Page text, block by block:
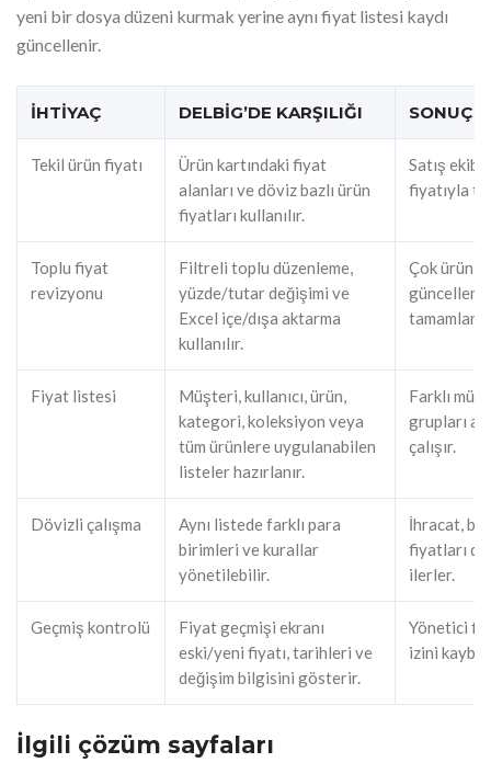
yeni bir dosya düzeni kurmak yerine aynı fiyat listesi kaydı
güncellenir.
İHTIYAÇ DELBIG’DE KARŞILIĞI SONUÇ
Tekil ürün fiyatı
Ürün kartındaki fiyat
alanları ve döviz bazlı ürün
fiyatları kullanılır.
Satış ekibi
fiyatıyla
Toplu fiyat
revizyonu
Filtreli toplu düzenleme,
yüzde/tutar değişimi ve
Excel içe/dışa aktarma
kullanılır.
Çok
tamamlanır.
Fiyat listesi
Müşteri, kullanıcı, ürün,
kategori, koleksiyon veya
tüm ürünlere uygulanabilen
listeler hazırlanır.
Farklı
grupları
çalışır.
Dövizli çalışma
Aynı listede farklı para
birimleri ve kurallar
yönetilebilir.
İhracat,
fiyatları
ilerler.
Geçmiş kontrolü
Fiyat geçmişi ekranı
eski/yeni fiyatı, tarihleri ve
değişim bilgisini gösterir.
Yönetici
izini
İlgili çözüm sayfaları